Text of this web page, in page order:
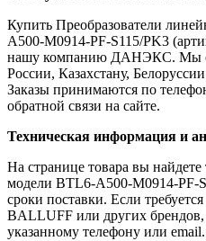
Купить Преобразователи
A500-M0914-PF-S115/PK3
нашу компанию ДАНЭКС. Мы
России, Казахстану,
Заказы принимаются по
обратной связи на сайте.
Техническая информация и
На странице товара вы
модели BTL6-A500-M0914-PF-
сроки поставки. Если
BALLUFF или других брендов,
указанному телефону или email.